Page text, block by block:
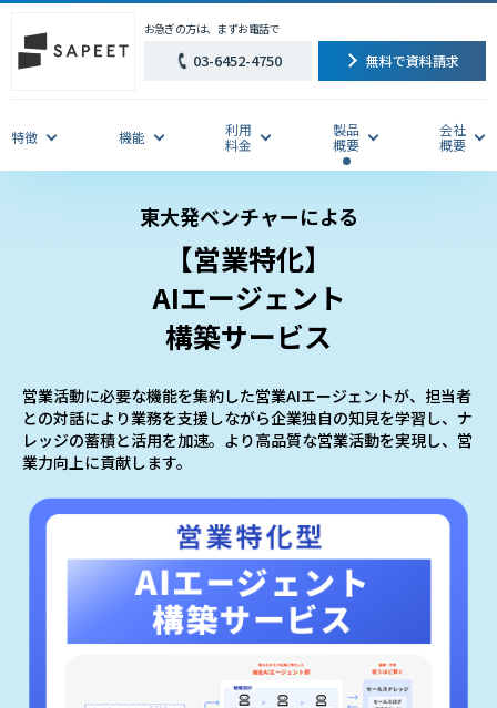
特徴 機能
利用
料金
製品
概要
会社
概要
お急ぎの方は、まずお電話で
03-6452-4750 無料で資料請求
東大発ベンチャーによる
【営業特化】
AIエージェント
構築サービス
営業活動に必要な機能を集約した営業AIエージェントが、担当者
との対話により業務を支援しながら企業独自の知見を学習し、ナ
レッジの蓄積と活用を加速。より高品質な営業活動を実現し、営
業力向上に貢献します。